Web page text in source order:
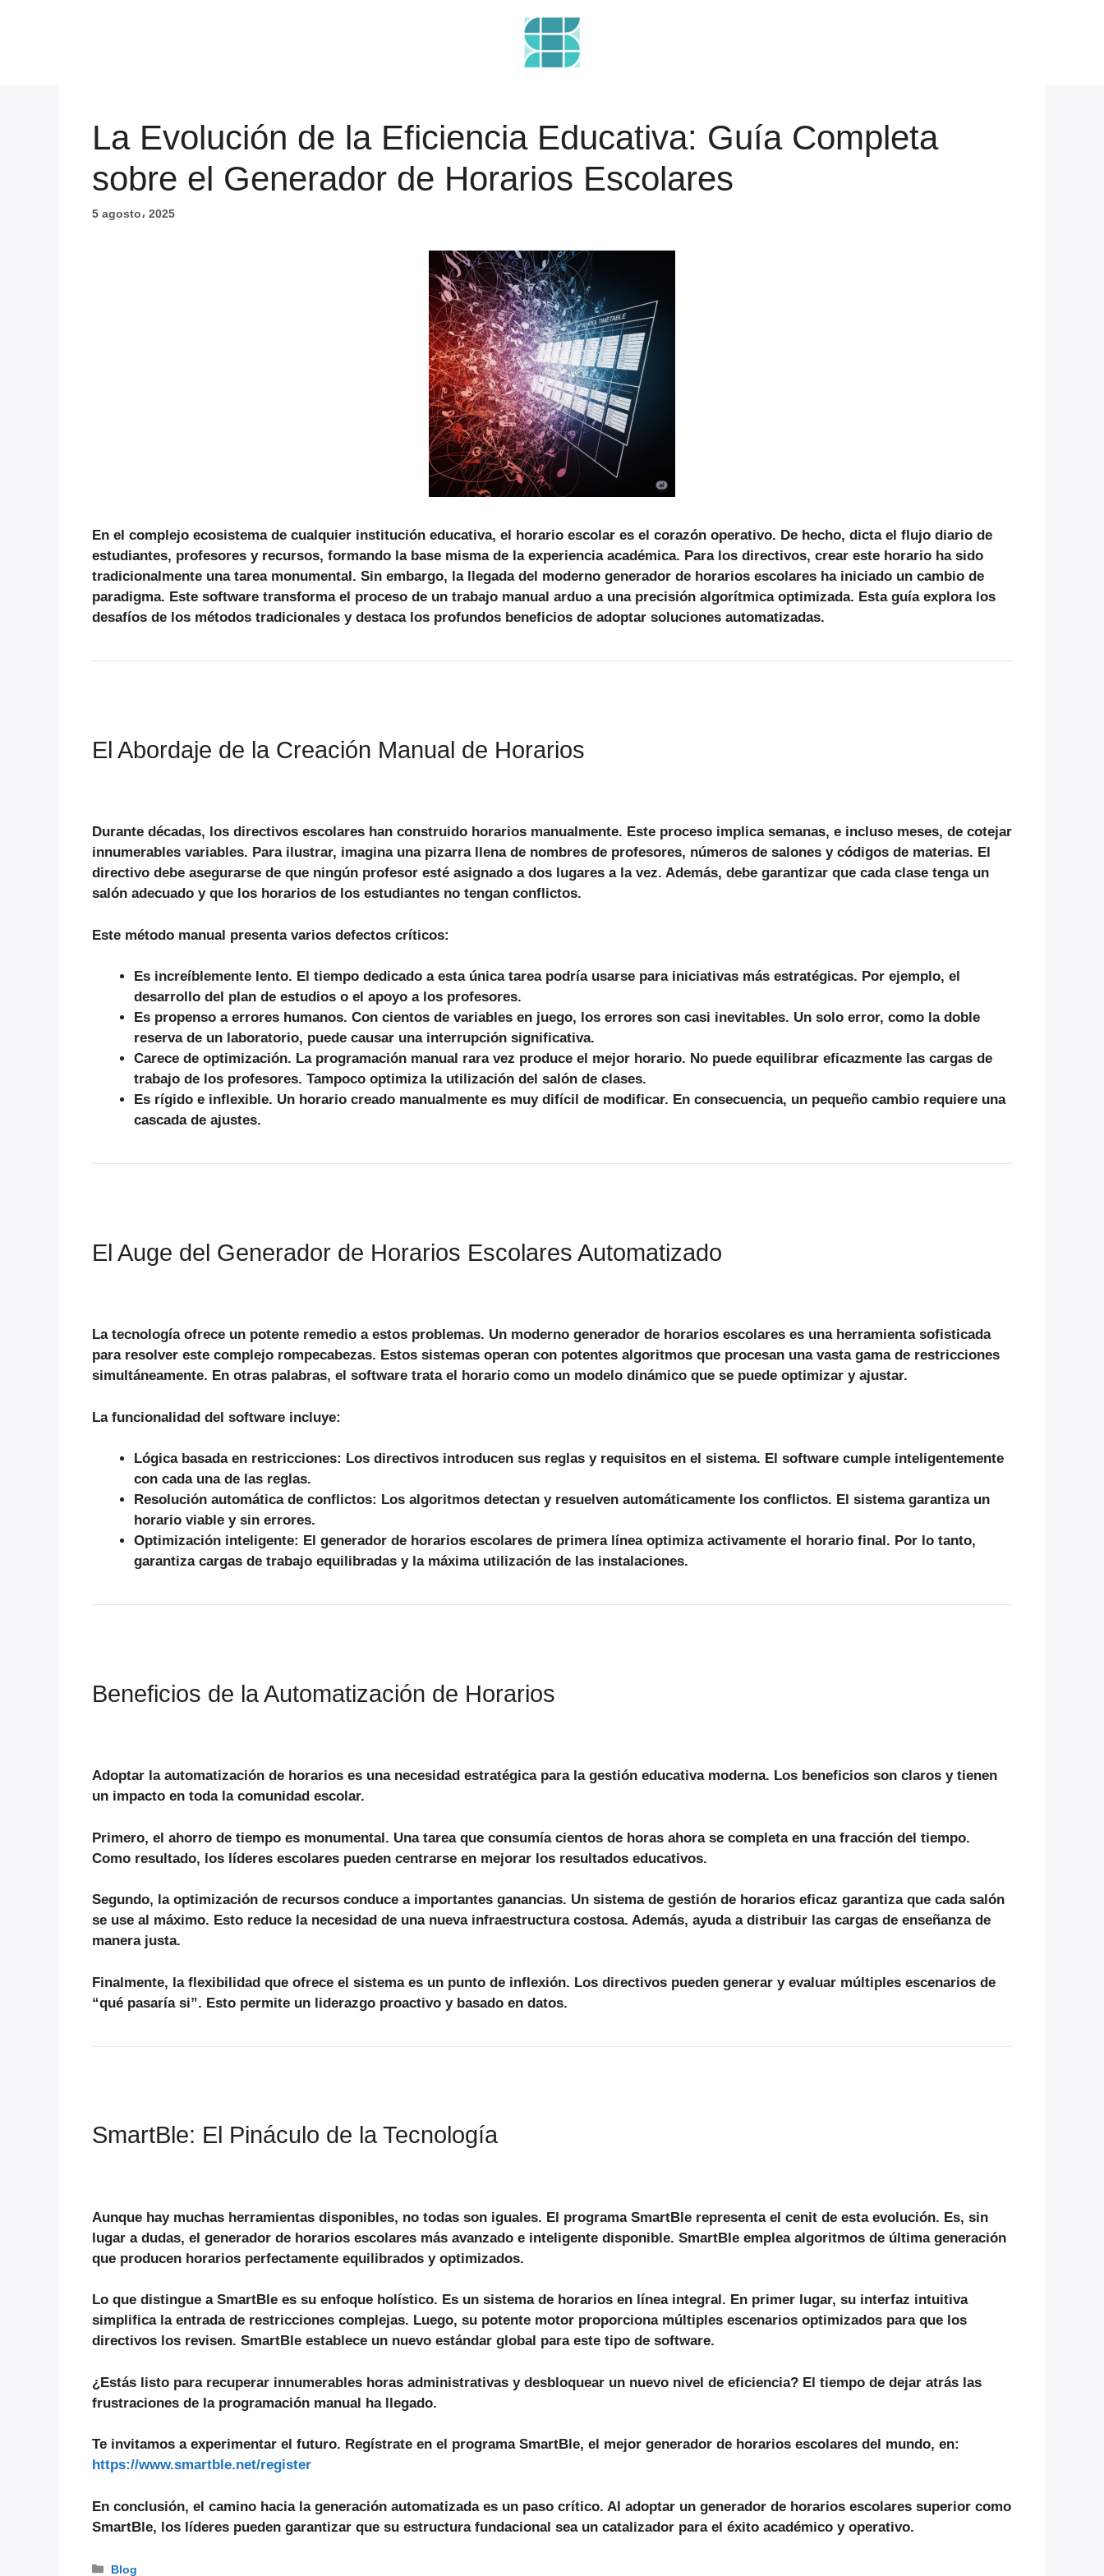
La Evolución de la Eficiencia Educativa: Guía Completa
sobre el Generador de Horarios Escolares
5 agosto، 2025
En el complejo ecosistema de cualquier institución educativa, el horario escolar es el corazón operativo. De hecho, dicta el flujo diario de
estudiantes, profesores y recursos, formando la base misma de la experiencia académica. Para los directivos, crear este horario ha sido
tradicionalmente una tarea monumental. Sin embargo, la llegada del moderno generador de horarios escolares ha iniciado un cambio de
paradigma. Este software transforma el proceso de un trabajo manual arduo a una precisión algorítmica optimizada. Esta guía explora los
desafíos de los métodos tradicionales y destaca los profundos beneficios de adoptar soluciones automatizadas.
El Abordaje de la Creación Manual de Horarios
Durante décadas, los directivos escolares han construido horarios manualmente. Este proceso implica semanas, e incluso meses, de cotejar
innumerables variables. Para ilustrar, imagina una pizarra llena de nombres de profesores, números de salones y códigos de materias. El
directivo debe asegurarse de que ningún profesor esté asignado a dos lugares a la vez. Además, debe garantizar que cada clase tenga un
salón adecuado y que los horarios de los estudiantes no tengan conflictos.
Este método manual presenta varios defectos críticos:
Es increíblemente lento. El tiempo dedicado a esta única tarea podría usarse para iniciativas más estratégicas. Por ejemplo, el
desarrollo del plan de estudios o el apoyo a los profesores.
Es propenso a errores humanos. Con cientos de variables en juego, los errores son casi inevitables. Un solo error, como la doble
reserva de un laboratorio, puede causar una interrupción significativa.
Carece de optimización. La programación manual rara vez produce el mejor horario. No puede equilibrar eficazmente las cargas de
trabajo de los profesores. Tampoco optimiza la utilización del salón de clases.
Es rígido e inflexible. Un horario creado manualmente es muy difícil de modificar. En consecuencia, un pequeño cambio requiere una
cascada de ajustes.
El Auge del Generador de Horarios Escolares Automatizado
La tecnología ofrece un potente remedio a estos problemas. Un moderno generador de horarios escolares es una herramienta sofisticada
para resolver este complejo rompecabezas. Estos sistemas operan con potentes algoritmos que procesan una vasta gama de restricciones
simultáneamente. En otras palabras, el software trata el horario como un modelo dinámico que se puede optimizar y ajustar.
La funcionalidad del software incluye:
Lógica basada en restricciones: Los directivos introducen sus reglas y requisitos en el sistema. El software cumple inteligentemente
con cada una de las reglas.
Resolución automática de conflictos: Los algoritmos detectan y resuelven automáticamente los conflictos. El sistema garantiza un
horario viable y sin errores.
Optimización inteligente: El generador de horarios escolares de primera línea optimiza activamente el horario final. Por lo tanto,
garantiza cargas de trabajo equilibradas y la máxima utilización de las instalaciones.
Beneficios de la Automatización de Horarios
Adoptar la automatización de horarios es una necesidad estratégica para la gestión educativa moderna. Los beneficios son claros y tienen
un impacto en toda la comunidad escolar.
Primero, el ahorro de tiempo es monumental. Una tarea que consumía cientos de horas ahora se completa en una fracción del tiempo.
Como resultado, los líderes escolares pueden centrarse en mejorar los resultados educativos.
Segundo, la optimización de recursos conduce a importantes ganancias. Un sistema de gestión de horarios eficaz garantiza que cada salón
se use al máximo. Esto reduce la necesidad de una nueva infraestructura costosa. Además, ayuda a distribuir las cargas de enseñanza de
manera justa.
Finalmente, la flexibilidad que ofrece el sistema es un punto de inflexión. Los directivos pueden generar y evaluar múltiples escenarios de
“qué pasaría si”. Esto permite un liderazgo proactivo y basado en datos.
SmartBle: El Pináculo de la Tecnología
Aunque hay muchas herramientas disponibles, no todas son iguales. El programa SmartBle representa el cenit de esta evolución. Es, sin
lugar a dudas, el generador de horarios escolares más avanzado e inteligente disponible. SmartBle emplea algoritmos de última generación
que producen horarios perfectamente equilibrados y optimizados.
Lo que distingue a SmartBle es su enfoque holístico. Es un sistema de horarios en línea integral. En primer lugar, su interfaz intuitiva
simplifica la entrada de restricciones complejas. Luego, su potente motor proporciona múltiples escenarios optimizados para que los
directivos los revisen. SmartBle establece un nuevo estándar global para este tipo de software.
¿Estás listo para recuperar innumerables horas administrativas y desbloquear un nuevo nivel de eficiencia? El tiempo de dejar atrás las
frustraciones de la programación manual ha llegado.
Te invitamos a experimentar el futuro. Regístrate en el programa SmartBle, el mejor generador de horarios escolares del mundo, en:
https://www.smartble.net/register
En conclusión, el camino hacia la generación automatizada es un paso crítico. Al adoptar un generador de horarios escolares superior como
SmartBle, los líderes pueden garantizar que su estructura fundacional sea un catalizador para el éxito académico y operativo.
Categorías
Blog